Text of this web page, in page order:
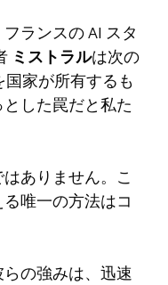
ランスの AI スタ
ミストラルは次の
家が所有するも
した罠だと私た
ありません。こ
唯一の方法はコ
の強みは、迅速